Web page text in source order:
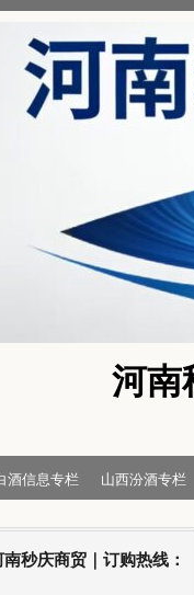
河南
酒信息专栏 山西汾酒专栏
秒庆商贸｜订购热线：